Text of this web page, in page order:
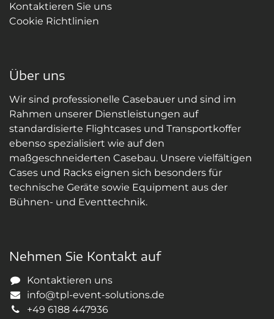
Kontaktieren Sie uns
Cookie Richtlinien
Über uns
Wir sind professionelle Casebauer und sind im
Rahmen unserer Dienstleistungen auf
standardisierte Flightcases und Transportkoffer
ebenso spezialisiert wie auf den
maßgeschneiderten Casebau. Unsere vielfältigen
Cases und Racks eignen sich besonders für
technische Geräte sowie Equipment aus der
Bühnen- und Eventtechnik.
Nehmen Sie Kontakt auf
Kontaktieren uns
info@tpl-event-solutions.de
+49 6188 447936